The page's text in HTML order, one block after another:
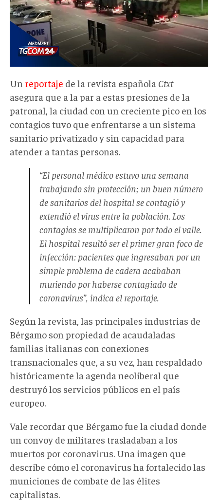
Un reportaje de la revista española Ctxt
asegura que a la par a estas presiones de la
patronal, la ciudad con un creciente pico en los
contagios tuvo que enfrentarse a un sistema
sanitario privatizado y sin capacidad para
atender a tantas personas.
“El personal médico estuvo una semana
trabajando sin protección; un buen número
de sanitarios del hospital se contagió y
extendió el virus entre la población. Los
contagios se multiplicaron por todo el valle.
El hospital resultó ser el primer gran foco de
infección: pacientes que ingresaban por un
simple problema de cadera acababan
muriendo por haberse contagiado de
coronavirus”, indica el reportaje.
Según la revista, las principales industrias de
Bérgamo son propiedad de acaudaladas
familias italianas con conexiones
transnacionales que, a su vez, han respaldado
históricamente la agenda neoliberal que
destruyó los servicios públicos en el país
europeo.
Vale recordar que Bérgamo fue la ciudad donde
un convoy de militares trasladaban a los
muertos por coronavirus. Una imagen que
describe cómo el coronavirus ha fortalecido las
municiones de combate de las élites
capitalistas.